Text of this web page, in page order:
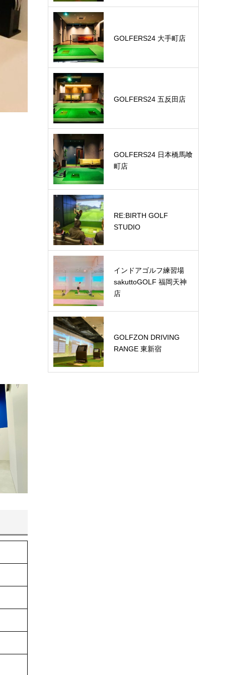
GOLFERS24 大手町店
GOLFERS24 五反田店
GOLFERS24 日本橋馬喰
町店
RE:BIRTH GOLF
STUDIO
インドアゴルフ練習場
sakuttoGOLF 福岡天神
店
GOLFZON DRIVING
RANGE 東新宿